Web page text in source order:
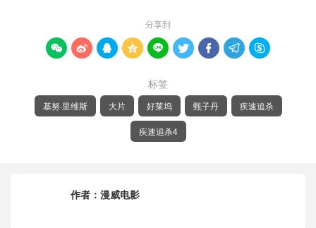
分享到
        
标签
基努·里维斯 大片 好莱坞 甄子丹 疾速追杀
疾速追杀4
作者： 漫威电影